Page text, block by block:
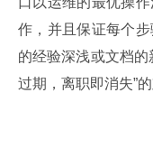
作，并且保证每个
的经验深浅或文档的
过期，离职即消失”的